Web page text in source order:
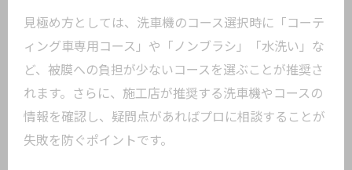
見極め方としては、洗車機のコース選択時に「コーテ
ィング車専用コース」や「ノンブラシ」「水洗い」な
ど、被膜への負担が少ないコースを選ぶことが推奨さ
れます。さらに、施工店が推奨する洗車機やコースの
情報を確認し、疑問点があればプロに相談することが
失敗を防ぐポイントです。